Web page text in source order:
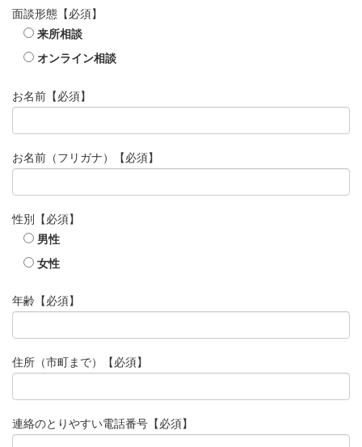
面談形態 【必須】
来所相談
オンライン相談
お名前 【必須】
お名前（フリガナ） 【必須】
性別
【必須】
男性
女性
年齢 【必須】
住所（市町まで） 【必須】
連絡のとりやすい電話番号 【必須】